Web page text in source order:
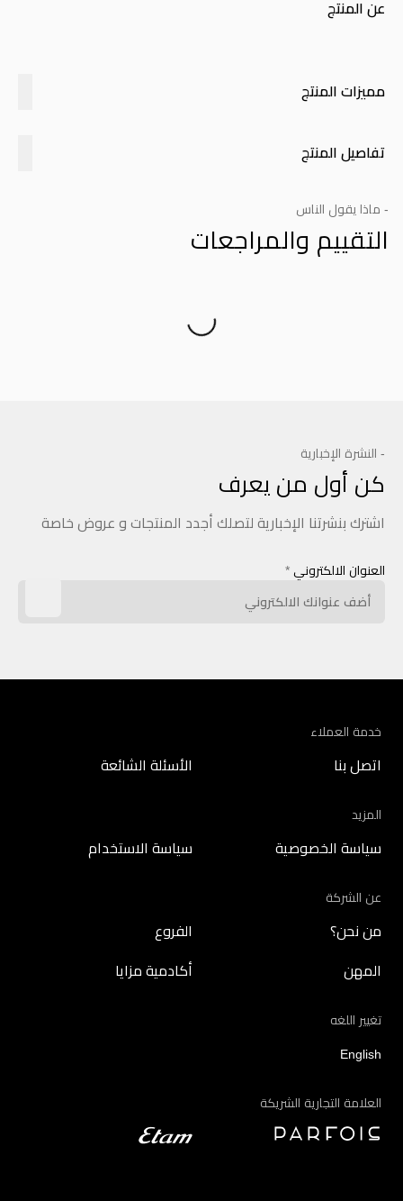
عن المنتج
مميزات المنتج
تفاصيل المنتج
- ماذا يقول الناس
التقييم والمراجعات
- النشرة الإخبارية
كن أول من يعرف
اشترك بنشرتنا الإخبارية لتصلك أجدد المنتجات و عروض خاصة
العنوان الالكتروني *
خدمة العملاء
اتصل بنا الأسئلة الشائعة
المزيد
سياسة الخصوصية سياسة الاستخدام
عن الشركة
من نحن؟ الفروع
المهن أكادمية مزايا
تغيير اللغه
English
العلامة التجارية الشريكة